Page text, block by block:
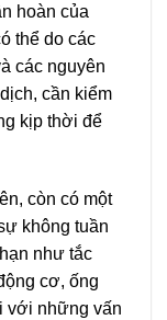
hoàn của
thể do các
các nguyên
cần kiểm
kịp thời để
còn có một
không tuần
như tắc
cơ, ống
với những vấn